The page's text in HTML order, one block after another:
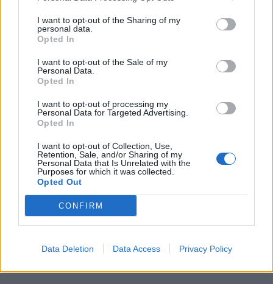
I want to opt-out of the Sharing of my
personal data.
Opted In
I want to opt-out of the Sale of my
Personal Data.
Opted In
I want to opt-out of processing my
Personal Data for Targeted Advertising.
Opted In
I want to opt-out of Collection, Use,
Retention, Sale, and/or Sharing of my
Personal Data that Is Unrelated with the
Purposes for which it was collected.
Opted Out
CONFIRM
Data Deletion Data Access Privacy Policy
Zpravodajství
Příbram modernizuje parkovací automaty.
Přibudou i tři nové poblíž Svaté Hory
Zpravodajství
Středočeský kraj upravil pravidla soutěže.
Obce nově získají body i za předcházení
vzniku odpadu